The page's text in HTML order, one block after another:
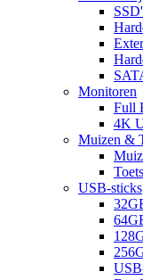
Monitoren
Full
4K
Muizen &
USB-sticks